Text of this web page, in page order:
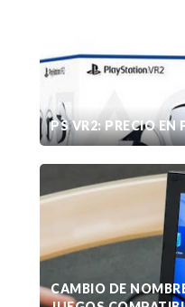
PS VR2: PRECIO EN
CAMBIO DE